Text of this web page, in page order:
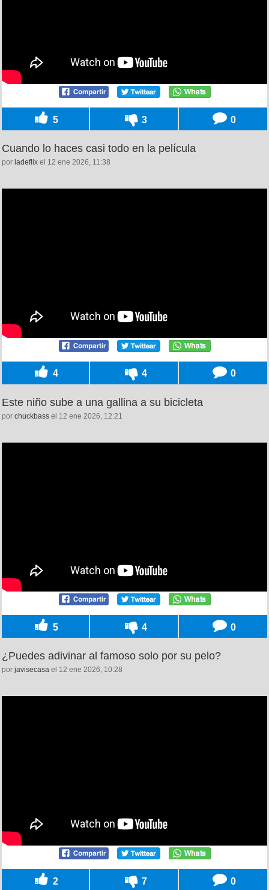
5 3 0
Cuando lo haces casi todo en la película
por ladeflix el 12 ene 2026, 11:38
4 4 0
Este niño sube a una gallina a su bicicleta
por chuckbass el 12 ene 2026, 12:21
5 4 0
¿Puedes adivinar al famoso solo por su pelo?
por javisecasa el 12 ene 2026, 10:28
2 7 0